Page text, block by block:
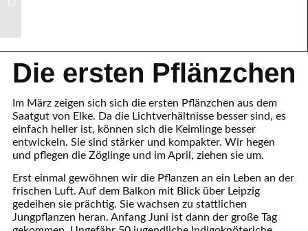
gekommen. Ungefähr 50 jugendliche Indigoknöteriche
reisen raus aufs Land. Wir fahren die Pflanzen nach
Belgershain und bringen sie in die rurale Erde ein. Es ist
fürchterlich trocken und wir sorgen uns um die
Wasserzufuhr. Unser Gartenfreund Stephan Schürer gießt
und gießt. Und wir tun dies auch wann immer wir in
Belgershain sind.